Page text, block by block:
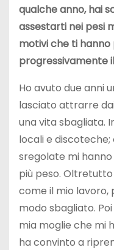
qualche anno, hai
assestarti nei pesi
motivi che ti
progressivamente
Ho avuto due anni
lasciato attrarre
una vita sbagliata.
locali e
sregolate mi
più peso.
come il mio lavoro,
modo sbagliato.
mia moglie che mi
ha convinto a